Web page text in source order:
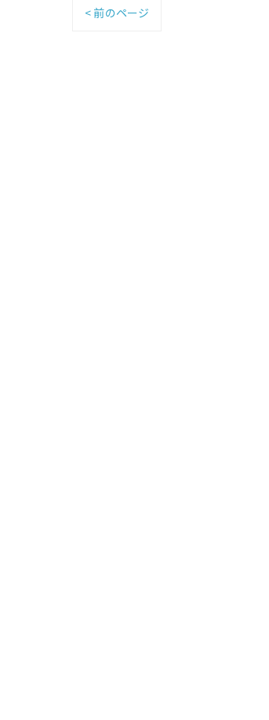
< 前のページ